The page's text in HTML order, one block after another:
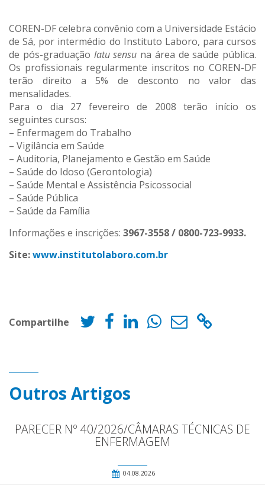
COREN-DF celebra convênio com a Universidade Estácio
de Sá, por intermédio do Instituto Laboro, para cursos
de pós-graduação latu sensu na área de saúde pública.
Os profissionais regularmente inscritos no COREN-DF
terão direito a 5% de desconto no valor das
mensalidades.
Para o dia 27 fevereiro de 2008 terão início os
seguintes cursos:
– Enfermagem do Trabalho
– Vigilância em Saúde
– Auditoria, Planejamento e Gestão em Saúde
– Saúde do Idoso (Gerontologia)
– Saúde Mental e Assistência Psicossocial
– Saúde Pública
– Saúde da Família
Informações e inscrições: 3967-3558 / 0800-723-9933.
Site:www.institutolaboro.com.br
Compartilhe
Outros Artigos
PARECER Nº 40/2026/CÂMARAS TÉCNICAS DE
ENFERMAGEM
04.08.2026